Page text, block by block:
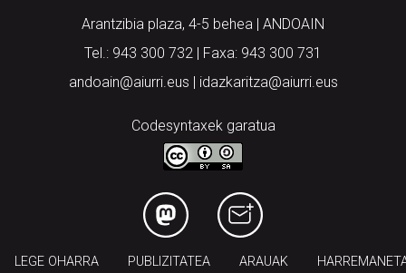
Arantzibia plaza, 4-5 behea | ANDOAIN
Tel.: 943 300 732 | Faxa: 943 300 731
andoain@aiurri.eus | idazkaritza@aiurri.eus
Codesyntaxek garatua
LEGE OHARRA PUBLIZITATEA ARAUAK